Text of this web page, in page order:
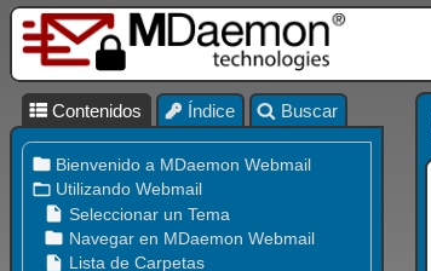
Contenidos Índice Buscar